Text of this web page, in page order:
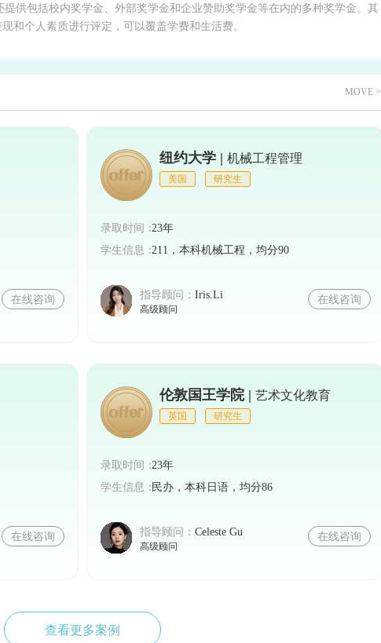
供包括校内奖学金、外部奖学金和企业赞助奖学金等在内的多种奖学金。其
和个人素质进行评定，可以覆盖学费和生活费。
MOVE >
在线咨询
纽约大学 | 机械工程管理
美国 研究生
录取时间：23年
学生信息：211，本科机械工程，均分90
指导顾问： Iris.Li
高级顾问
在线咨询
在线咨询
伦敦国王学院 | 艺术文化教育
英国 研究生
录取时间：23年
学生信息：民办，本科日语，均分86
指导顾问： Celeste Gu
高级顾问
在线咨询
查看更多案例